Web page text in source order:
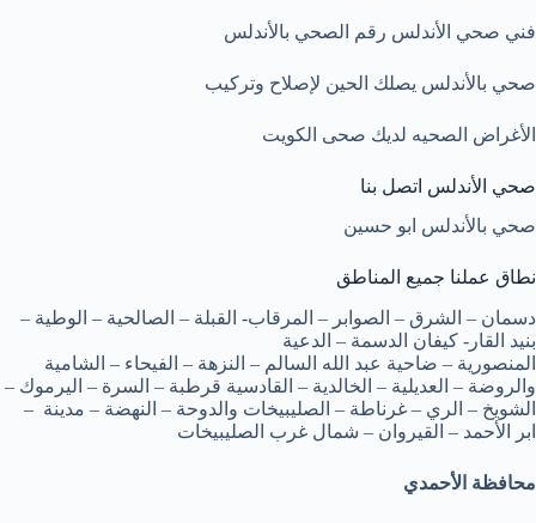
فني صحي الأندلس رقم الصحي بالأندلس
صحي بالأندلس يصلك الحين لإصلاح وتركيب
الأغراض الصحيه لديك صحى الكويت
صحي الأندلس اتصل بنا
صحي بالأندلس ابو حسين
نطاق عملنا جميع المناطق
دسمان – الشرق – الصوابر – المرقاب- القبلة – الصالحية – الوطية –
بنيد القار- كيفان الدسمة – الدعية
المنصورية – ضاحية عبد الله السالم – النزهة – الفيحاء – الشامية
والروضة – العديلية – الخالدية – القادسية قرطبة – السرة – اليرموك –
الشويخ – الري – غرناطة – الصليبيخات والدوحة – النهضة – مدينة –
ابر الأحمد – القيروان – شمال غرب الصليبيخات
محافظة الأحمدي